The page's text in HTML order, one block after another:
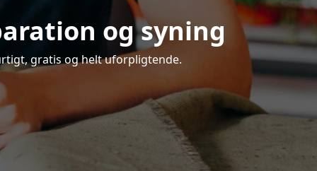
og syning
gratis og helt uforpligtende.